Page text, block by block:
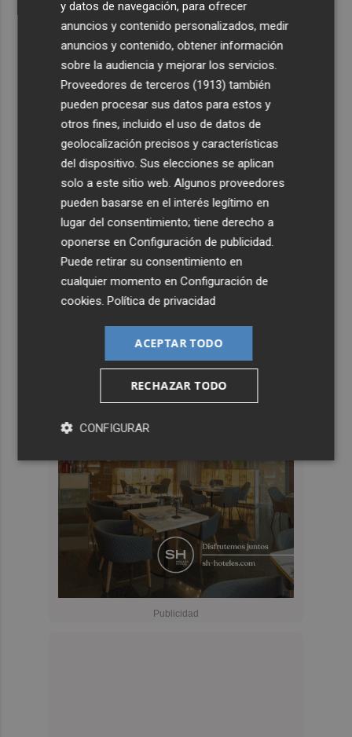
y datos de navegación, para ofrecer
anuncios y contenido personalizados, medir
anuncios y contenido, obtener información
sobre la audiencia y mejorar los servicios.
Proveedores de terceros (1913) también
pueden procesar sus datos para estos y
otros fines, incluido el uso de datos de
geolocalización precisos y características
del dispositivo. Sus elecciones se aplican
solo a este sitio web. Algunos proveedores
pueden basarse en el interés legítimo en
lugar del consentimiento; tiene derecho a
oponerse enConfiguración de publicidad
Puede retirar su consentimiento en
cualquier momento enConfiguración de
cookies .Política de privacidad
ACEPTAR TODO
RECHAZAR TODO
CONFIGURAR